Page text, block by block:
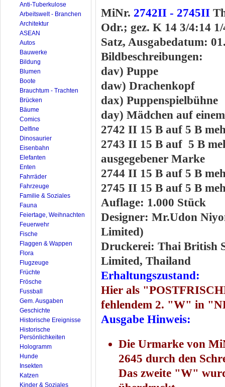
MiNr. 2742II - 2745II
Odr.; gez. K 14 3/4:14
Satz, Ausgabedatum:
Bildbeschreibungen:
dav) Puppe
daw) Drachenkopf
dax) Puppenspielbühne
day) Mädchen auf
2742 II 15 B auf 5 B
2743 II 15 B auf 5 B
ausgegebener Marke
2744 II 15 B auf 5 B
2745 II 15 B auf 5 B
Auflage: 1.000 Stück
Designer: Mr.Udon
Limited)
Druckerei: Thai British
Limited, Thailand
Erhaltungszustand:
Hier als
fehlendem 2. "W" in
Ausgabe Hinweis:
Die Urmarke von
2645 durch den
Das zweite "W"
Anti-Tuberkulose
Arbeitswelt - Branchen
Architektur
ASEAN
Autos
Bauwerke
Bildung
Blumen
Boote
Brauchtum - Trachten
Brücken
Bäume
Comics
Delfine
Dinosaurier
Eisenbahn
Elefanten
Enten
Fahrräder
Fahrzeuge
Familie & Soziales
Fauna
Feiertage, Weihnachten
Feuerwehr
Fische
Flaggen & Wappen
Flora
Flugzeuge
Früchte
Frösche
Fussball
Gem. Ausgaben
Geschichte
Historische Ereignisse
Historische
Persönlichkeiten
Hologramm
Hunde
Insekten
Katzen
Kinder & Soziales